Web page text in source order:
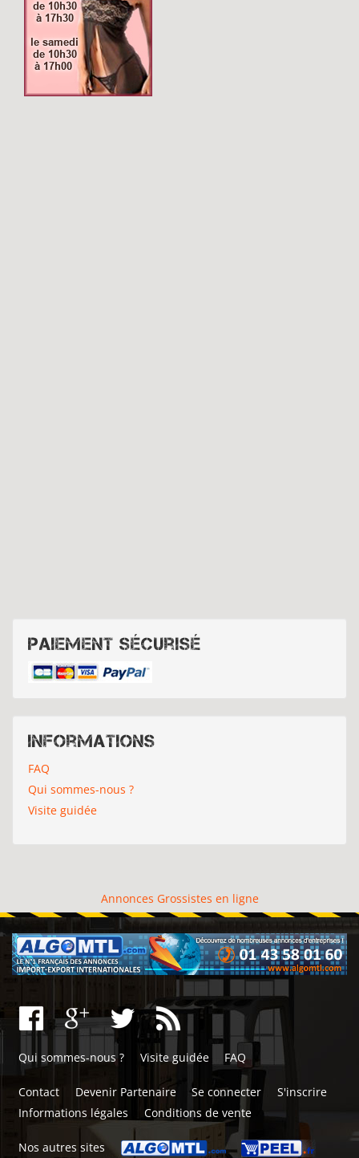
Paiement sécurisé
Informations
FAQ
Qui sommes-nous ?
Visite guidée
Annonces Grossistes en ligne
Qui sommes-nous ? Visite guidée FAQ
Contact Devenir Partenaire Se connecter
S'inscrire
Informations légales
Conditions de vente
Nos autres sites